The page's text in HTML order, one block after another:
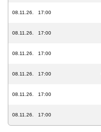
08.11.26. 17:00
08.11.26. 17:00
08.11.26. 17:00
08.11.26. 17:00
08.11.26. 17:00
08.11.26. 17:00